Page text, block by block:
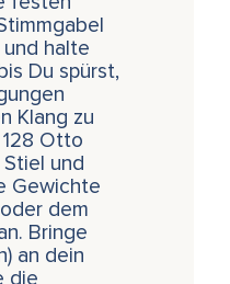
halte
Du spürst,
Klang zu
Otto
und
Gewichte
dem
Bringe
an dein
die